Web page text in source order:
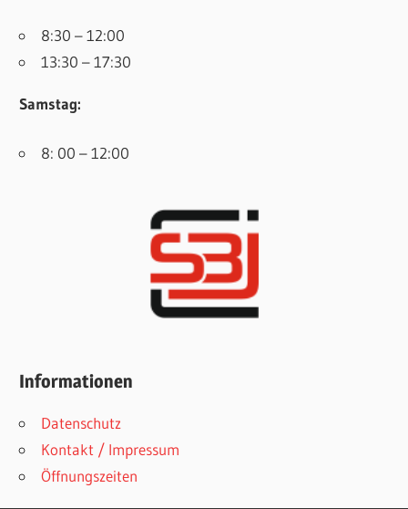
8:30 – 12:00
13:30 – 17:30
Samstag:
8: 00 – 12:00
Informationen
Datenschutz
Kontakt / Impressum
Öffnungszeiten